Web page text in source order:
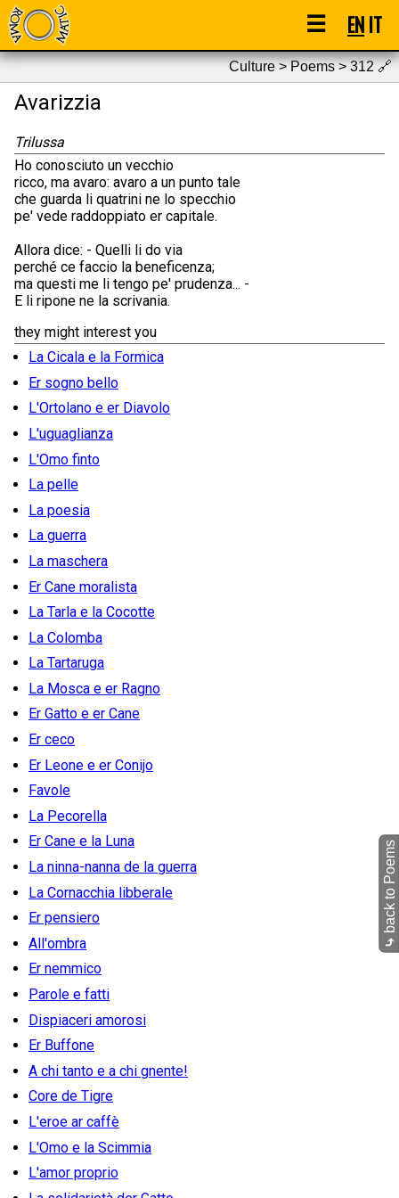
☰ ENIT
Culture > Poems > 312🔗
Avarizzia
Trilussa
Ho conosciuto un vecchio
ricco, ma avaro: avaro a un punto tale
che guarda li quatrini ne lo specchio
pe' vede raddoppiato er capitale.
Allora dice: - Quelli li do via
perché ce faccio la beneficenza;
ma questi me li tengo pe' prudenza... -
E li ripone ne la scrivania.
they might interest you
La Cicala e la Formica
Er sogno bello
L'Ortolano e er Diavolo
L'uguaglianza
L'Omo finto
La pelle
La poesia
La guerra
La maschera
Er Cane moralista
La Tarla e la Cocotte
La Colomba
La Tartaruga
La Mosca e er Ragno
Er Gatto e er Cane
Er ceco
Er Leone e er Conijo
Favole
La Pecorella
Er Cane e la Luna
La ninna-nanna de la guerra
La Cornacchia libberale
Er pensiero
All'ombra
Er nemmico
Parole e fatti
Dispiaceri amorosi
Er Buffone
A chi tanto e a chi gnente!
Core de Tigre
L'eroe ar caffè
L'Omo e la Scimmia
L'amor proprio
⤷
back to Poems